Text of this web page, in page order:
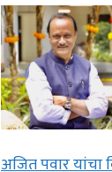
अजित पवार यांचा